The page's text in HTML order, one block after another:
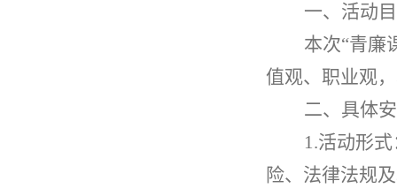
一、活动
本次“青廉
值观、职业观
二、具体
1.活动形式
险、法律法规